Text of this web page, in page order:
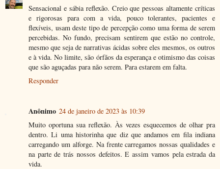
Sensacional e sábia reflexão. Creio que pessoas altamente críticas
e rigorosas para com a vida, pouco tolerantes, pacientes e
flexíveis, usam deste tipo de percepção como uma forma de serem
percebidas. No fundo, precisam sentirem que estão no controle,
mesmo que seja de narrativas ácidas sobre eles mesmos, os outros
e à vida. No limite, são órfãos da esperança e otimismo das coisas
que são aguçadas para não serem. Para estarem em falta.
Responder
Anônimo 24 de janeiro de 2023 às 10:39
Muito oportuna sua reflexão. Às vezes esquecemos de olhar pra
dentro. Li uma historinha que diz que andamos em fila indiana
carregando um alforge. Na frente carregamos nossas qualidades e
na parte de trás nossos defeitos. E assim vamos pela estrada da
vida.